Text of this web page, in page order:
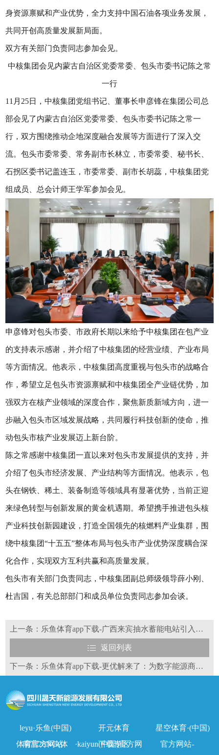
身资源禀赋和产业优势，全力支持中国石油各项业务发展，
共同开创高质量发展新局面。
双方有关部门负责同志参加会见。
中核集团会见内蒙古自治区党委常委、包头市委书记陈之常
一行
11月25日，中核集团党组书记、董事长申彦锋在集团公司总
部会见了内蒙古自治区党委常委、包头市委书记陈之常一
行，双方围绕推动企地深度融合发展等方面进行了深入交
流。包头市委常委、常务副市长林立，市委常委、秘书长、
石拐区委书记盖连玉，市委常委、副市长胡蕊，中核集团党
组成员、总会计师王学军参加会见。
申彦锋对包头市委、市政府长期以来给予中核集团在包产业
的支持表示感谢，并介绍了中核集团的经营业绩、产业布局
等方面情况。他表示，中核集团高度重视与包头市的战略合
作，希望立足包头市资源禀赋和中核集团全产业链优势，加
强双方在核产业领域的深度合作，聚焦新质新域方向，进一
步融入包头市区域发展战略，共同履行科技创新的使命，推
动包头市核产业发展迈上新台阶。
陈之常感谢中核集团一直以来对包头市发展提供的支持，并
介绍了包头市经济发展、产业结构等方面情况。他表示，包
头在钢铁、稀土、装备制造等领域具有显著优势，当前正迎
来绿色转型与创新发展的黄金机遇期。希望携手推进包头核
产业科技创新园建设，打造全国领先的核燃料产业集群，围
绕中核集团“十五五”整体布局与包头市产业优势深度耦合深
化合作，实现双方互利共赢和高质量发展。
包头市有关部门负责同志，中核集团副总师级领导薛小刚、
杜吉国，有关总部部门和成员单位负责同志参加会谈。
上一条：乐鱼体育app下载-广西来宾抽水蓄能电站引入新能源工程机械
返回列表
下一条：乐鱼体育app下载-更优解来了：为数字能源商用发布FusionSolar9.0解决方案
leyu·乐鱼(中国)
体育官方网站
开元体育
·kaiyun(中国)官方网
星空体育·(中国)
官方网站-
南宫28NG(体 下载专区